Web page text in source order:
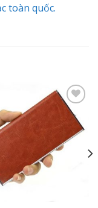
toàn quốc.
Add to
Wishlist